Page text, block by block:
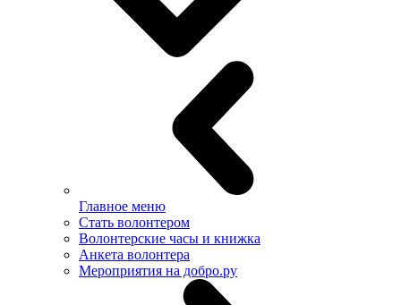
Главное меню
Стать волонтером
Волонтерские часы и книжка
Анкета волонтера
Мероприятия на добро.ру